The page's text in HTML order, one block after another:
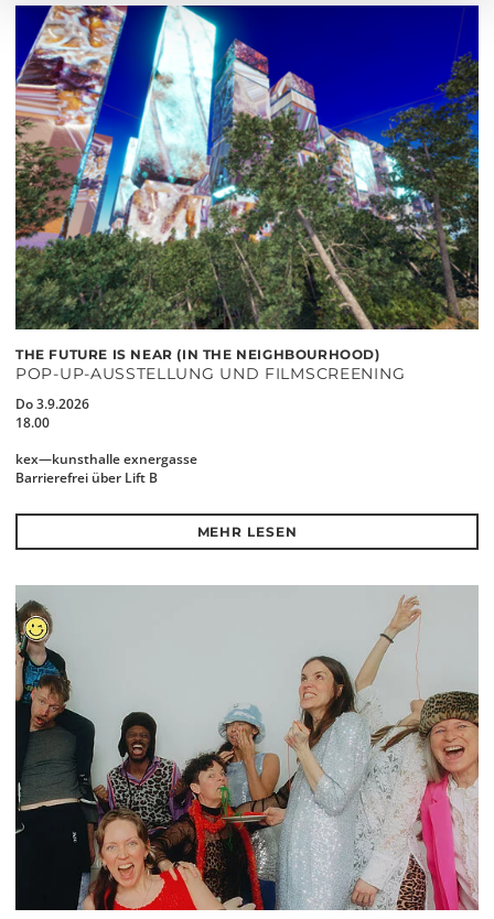
THE FUTURE IS NEAR (IN THE NEIGHBOURHOOD)
POP-UP-AUSSTELLUNG UND FILMSCREENING
Do 3.9.2026
18.00
kex—kunsthalle exnergasse
Barrierefrei über Lift B
MEHR LESEN